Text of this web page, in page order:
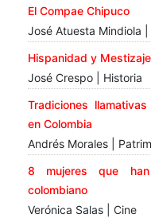
El Compae Chipuco
José Atuesta Mindiola
Hispanidad y Mestizaje
José Crespo | Historia
Tradiciones
en Colombia
Andrés Morales |
8 mujeres que
colombiano
Verónica Salas | Cine